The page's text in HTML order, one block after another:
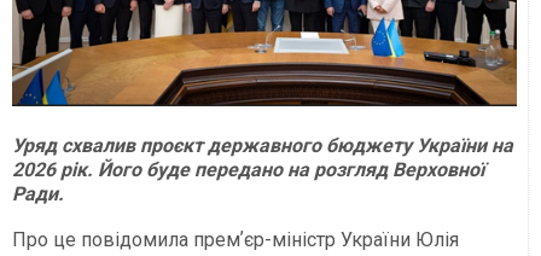
Уряд схвалив проєкт державного бюджету України на
2026 рік. Його буде передано на розгляд Верховної
Ради.
Про це повідомила премʼєр-міністр України Юлія